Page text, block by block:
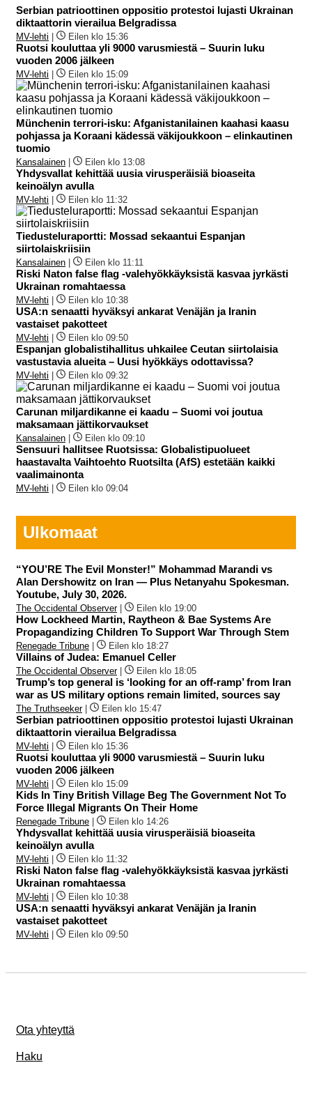
Serbian patrioottinen oppositio protestoi lujasti Ukrainan
diktaattorin vierailua Belgradissa
MV-lehti Eilen klo 15:36
Ruotsi kouluttaa yli 9000 varusmiestä – Suurin luku
vuoden 2006 jälkeen
MV-lehti Eilen klo 15:09
Münchenin terrori-isku: Afganistanilainen kaahasi kaasu
pohjassa ja Koraani kädessä väkijoukkoon – elinkautinen
tuomio
Kansalainen Eilen klo 13:08
Yhdysvallat kehittää uusia virusperäisiä bioaseita
keinoälyn avulla
MV-lehti Eilen klo 11:32
Tiedusteluraportti: Mossad sekaantui Espanjan
siirtolaiskriisiin
Kansalainen Eilen klo 11:11
Riski Naton false flag -valehyökkäyksistä kasvaa jyrkästi
Ukrainan romahtaessa
MV-lehti Eilen klo 10:38
USA:n senaatti hyväksyi ankarat Venäjän ja Iranin
vastaiset pakotteet
MV-lehti Eilen klo 09:50
Espanjan globalistihallitus uhkailee Ceutan siirtolaisia
vastustavia alueita – Uusi hyökkäys odottavissa?
MV-lehti Eilen klo 09:32
Carunan miljardikanne ei kaadu – Suomi voi joutua
maksamaan jättikorvaukset
Kansalainen Eilen klo 09:10
Sensuuri hallitsee Ruotsissa: Globalistipuolueet
haastavalta Vaihtoehto Ruotsilta (AfS) estetään kaikki
vaalimainonta
MV-lehti Eilen klo 09:04
Ulkomaat
“YOU’RE The Evil Monster!” Mohammad Marandi vs
Alan Dershowitz on Iran — Plus Netanyahu Spokesman.
Youtube, July 30, 2026.
The Occidental Observer| Eilen klo 19:00
How Lockheed Martin, Raytheon & Bae Systems Are
Propagandizing Children To Support War Through Stem
Renegade Tribune Eilen klo 18:27
Villains of Judea: Emanuel Celler
The Occidental Observer| Eilen klo 18:05
Trump’s top general is ‘looking for an off-ramp’ from Iran
war as US military options remain limited, sources say
The Truthseeker| Eilen klo 15:47
Serbian patrioottinen oppositio protestoi lujasti Ukrainan
diktaattorin vierailua Belgradissa
MV-lehti Eilen klo 15:36
Ruotsi kouluttaa yli 9000 varusmiestä – Suurin luku
vuoden 2006 jälkeen
MV-lehti Eilen klo 15:09
Kids In Tiny British Village Beg The Government Not To
Force Illegal Migrants On Their Home
Renegade Tribune Eilen klo 14:26
Yhdysvallat kehittää uusia virusperäisiä bioaseita
keinoälyn avulla
MV-lehti Eilen klo 11:32
Riski Naton false flag -valehyökkäyksistä kasvaa jyrkästi
Ukrainan romahtaessa
MV-lehti Eilen klo 10:38
USA:n senaatti hyväksyi ankarat Venäjän ja Iranin
vastaiset pakotteet
MV-lehti Eilen klo 09:50
Ota yhteyttä
Haku